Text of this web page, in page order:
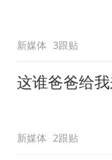
新媒体 3跟贴
这谁爸爸给
新媒体 2跟贴